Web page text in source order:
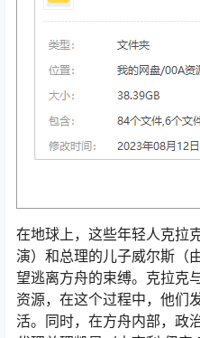
在地球上，这些年轻人克
演）和总理的儿子威尔斯（
望逃离方舟的束缚。克拉克
资源，在这个过程中，他们
活。同时，在方舟内部，政